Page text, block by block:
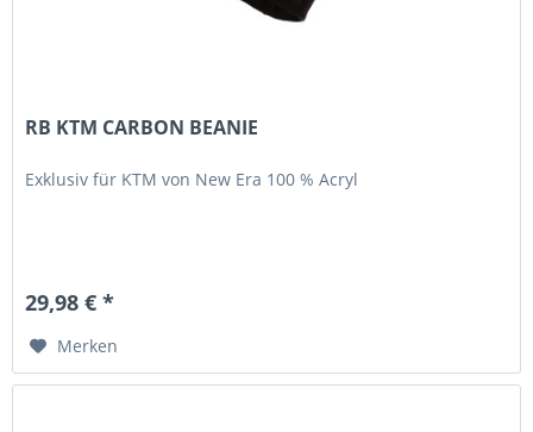
RB KTM CARBON BEANIE
Exklusiv für KTM von New Era 100 % Acryl
29,98 € *
Merken